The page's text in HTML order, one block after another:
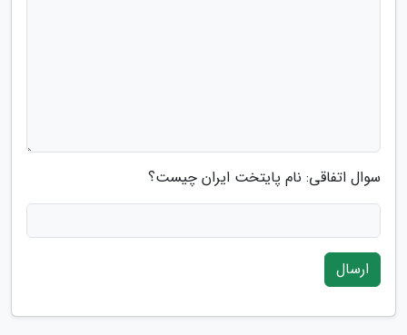
سوال اتفاقی: نام پایتخت ایران چیست؟
ارسال